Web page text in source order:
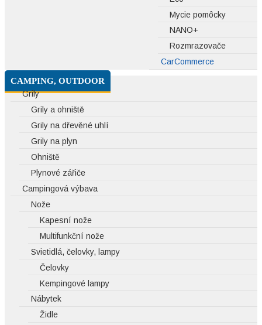
Mycie pomôcky
NANO+
Rozmrazovače
CarCommerce
CAMPING, OUTDOOR
Grily
Grily a ohniště
Grily na dřevěné uhlí
Grily na plyn
Ohniště
Plynové zářiče
Campingová výbava
Nože
Kapesní nože
Multifunkční nože
Svietidlá, čelovky, lampy
Čelovky
Kempingové lampy
Nábytek
Židle